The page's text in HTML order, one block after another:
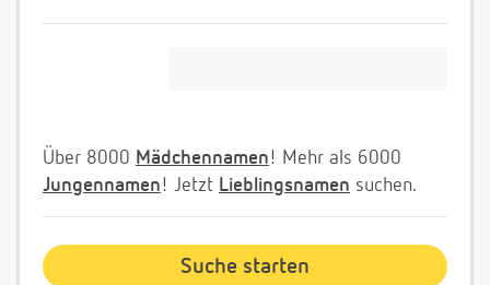
Über 8000 Mädchennamen! Mehr als 6000
Jungennamen! Jetzt Lieblingsnamen suchen.